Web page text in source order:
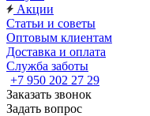
Акции
Статьи и советы
Оптовым клиентам
Доставка и оплата
Служба заботы
+7 950 202 27 29
Заказать звонок
Задать вопрос